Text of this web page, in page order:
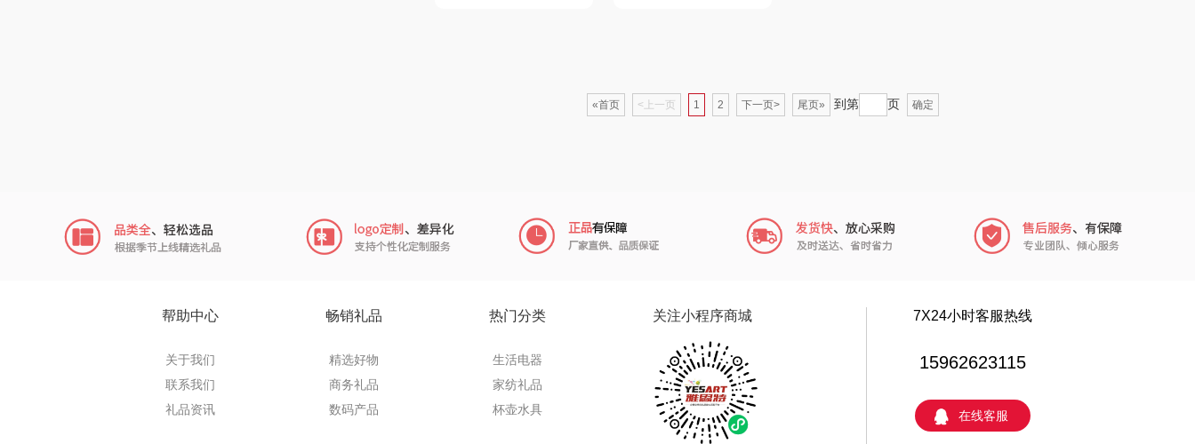
沃隆 浅香（包销款） 一个人的星球 声阔
汇可心 凡士林 科洛
致尚丽和 T.J.HARREN 普陀山 蓄光
小狗（包销款） 奥苏米 猫和老鼠 创维（个护类）
秦唐宋 伍闰堂 摩动 奥利贝拉
联系我们
礼品资讯
商务礼品
数码产品
家纺礼品
杯壶水具